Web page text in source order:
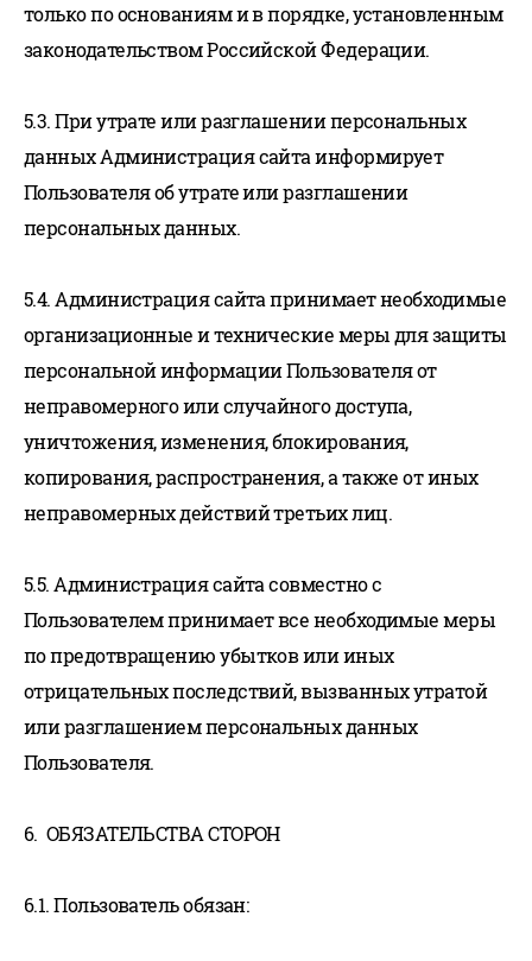
только по основаниям и в порядке, установленным
законодательством Российской Федерации.
5.3. При утрате или разглашении персональных
данных Администрация сайта информирует
Пользователя об утрате или разглашении
персональных данных.
5.4. Администрация сайта принимает необходимые
организационные и технические меры для защиты
персональной информации Пользователя от
неправомерного или случайного доступа,
уничтожения, изменения, блокирования,
копирования, распространения, а также от иных
неправомерных действий третьих лиц.
5.5. Администрация сайта совместно с
Пользователем принимает все необходимые меры
по предотвращению убытков или иных
отрицательных последствий, вызванных утратой
или разглашением персональных данных
Пользователя.
6. ОБЯЗАТЕЛЬСТВА СТОРОН
6.1. Пользователь обязан: